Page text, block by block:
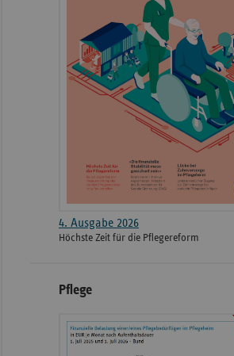
4. Ausgabe 2026
Höchste Zeit für die Pflegereform
Pflege